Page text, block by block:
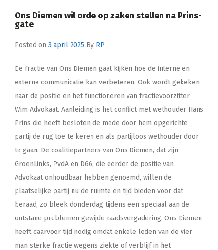
Ons Diemen wil orde op zaken stellen na Prins-
gate
Posted on 3 april 2025 By RP
De fractie van Ons Diemen gaat kijken hoe de interne en
externe communicatie kan verbeteren. Ook wordt gekeken
naar de positie en het functioneren van fractievoorzitter
Wim Advokaat. Aanleiding is het conflict met wethouder Hans
Prins die heeft besloten de mede door hem opgerichte
partij de rug toe te keren en als partijloos wethouder door
te gaan. De coalitiepartners van Ons Diemen, dat zijn
GroenLinks, PvdA en D66, die eerder de positie van
Advokaat onhoudbaar hebben genoemd, willen de
plaatselijke partij nu de ruimte en tijd bieden voor dat
beraad, zo bleek donderdag tijdens een speciaal aan de
ontstane problemen gewijde raadsvergadering. Ons Diemen
heeft daarvoor tijd nodig omdat enkele leden van de vier
man sterke fractie wegens ziekte of verblijf in het